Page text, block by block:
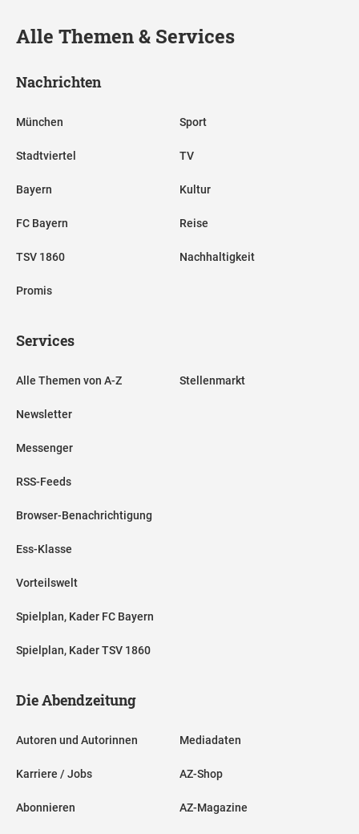
Alle Themen & Services
Nachrichten
München
Stadtviertel
Bayern
FC Bayern
TSV 1860
Promis
Sport
TV
Kultur
Reise
Nachhaltigkeit
Services
Alle Themen von A-Z
Newsletter
Messenger
RSS-Feeds
Browser-Benachrichtigung
Ess-Klasse
Vorteilswelt
Spielplan, Kader FC Bayern
Spielplan, Kader TSV 1860
Stellenmarkt
Die Abendzeitung
Autoren und Autorinnen
Karriere / Jobs
Abonnieren
Mediadaten
AZ-Shop
AZ-Magazine